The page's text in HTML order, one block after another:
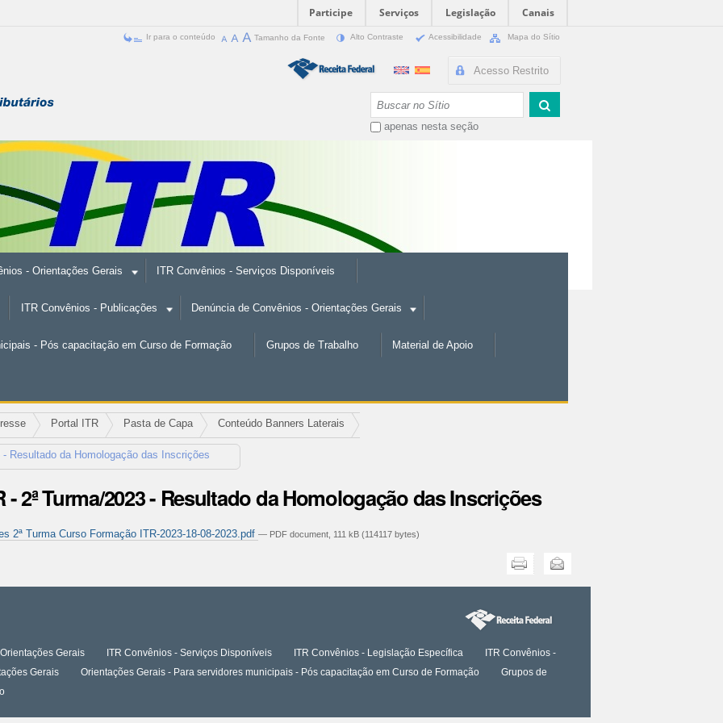
Participe Serviços Legislação
Canais
Ir para o conteúdo Tamanho da Fonte Alto Contraste Acessibilidade Mapa do Sítio
Acesso Restrito
apenas nesta seção
- Orientações Gerais ITR Convênios - Serviços Disponíveis
ITR Convênios - Publicações Denúncia de Convênios - Orientações Gerais
- Pós capacitação em Curso de Formação Grupos de Trabalho Material de Apoio
Portal ITR Pasta de Capa Conteúdo Banners Laterais
Resultado da Homologação das Inscrições
2ª Turma/2023 - Resultado da Homologação das Inscrições
2ª Turma Curso Formação ITR-2023-18-08-2023.pdf — PDF document, 111 kB (114117 bytes)
Enviar
Gerais ITR Convênios - Serviços Disponíveis ITR Convênios - Legislação Específica
ITR Convênios -
Gerais Orientações Gerais - Para servidores municipais - Pós capacitação em Curso de Formação
Grupos de